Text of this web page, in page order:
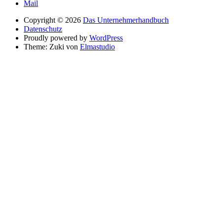
Mail
Copyright © 2026 Das Unternehmerhandbuch
Datenschutz
Proudly powered by WordPress
Theme: Zuki von Elmastudio